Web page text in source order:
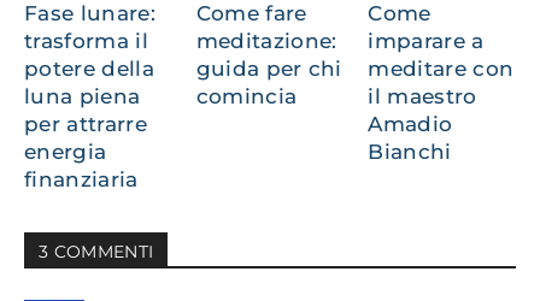
Fase lunare:
trasforma il
potere della
luna piena
per attrarre
energia
finanziaria
Come fare
meditazione:
guida per chi
comincia
Come
imparare a
meditare con
il maestro
Amadio
Bianchi
3 COMMENTI